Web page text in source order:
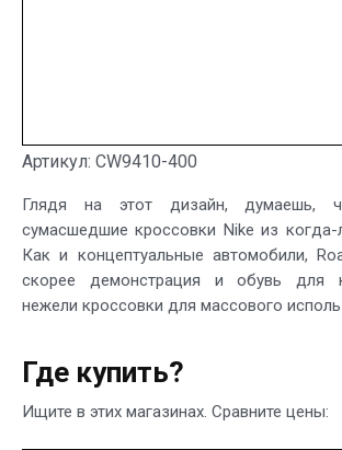
Артикул: CW9410-400
Глядя на этот дизайн, думаешь,
сумасшедшие кроссовки Nike из когда-
Как и концептуальные автомобили,
скорее демонстрация и обувь для
нежели кроссовки для массового
Где купить?
Ищите в этих магазинах. Сравните цены: